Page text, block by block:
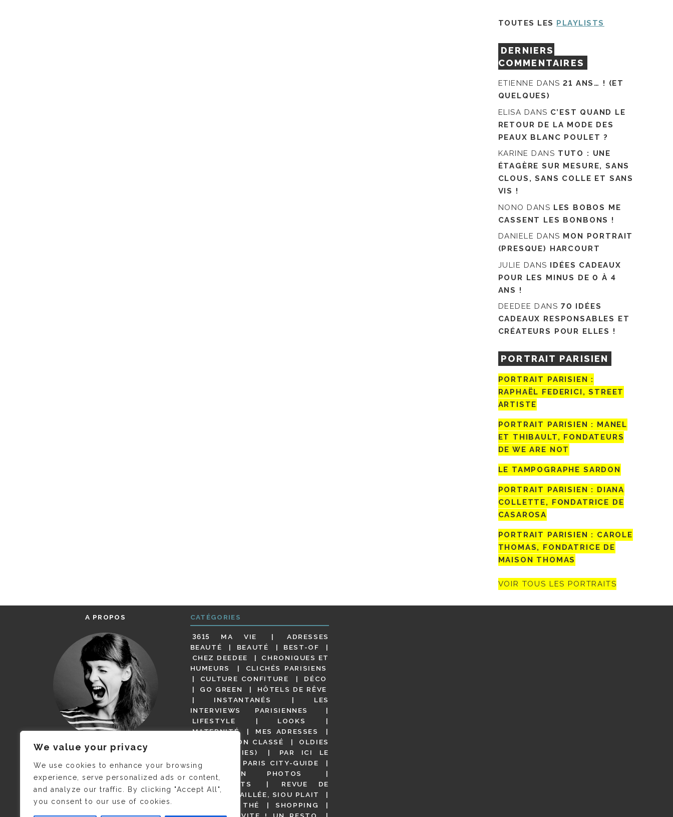
We value your privacy
We use cookies to enhance your browsing
experience, serve personalized ads or content,
and analyze our traffic. By clicking "Accept All",
you consent to our use of cookies.
TOUTES LES PLAYLISTS
DERNIERS
COMMENTAIRES
ETIENNE DANS21 ANS… ! (ET
QUELQUES)
ELISA DANS C’EST QUAND LE
RETOUR DE LA MODE DES
PEAUX BLANC POULET ?
KARINE DANS TUTO : UNE
ÉTAGÈRE SUR MESURE, SANS
CLOUS, SANS COLLE ET SANS
VIS !
NONO DANS LES BOBOS ME
CASSENT LES BONBONS !
DANIELE DANS MON PORTRAIT
(PRESQUE) HARCOURT
JULIE DANS IDÉES CADEAUX
POUR LES MINUS DE 0 À 4
ANS !
DEEDEE DANS 70 IDÉES
CADEAUX RESPONSABLES ET
CRÉATEURS POUR ELLES !
PORTRAIT PARISIEN
PORTRAIT PARISIEN :
RAPHAËL FEDERICI, STREET
ARTISTE
PORTRAIT PARISIEN : MANEL
ET THIBAULT, FONDATEURS
DE WE ARE NOT
LE TAMPOGRAPHE SARDON
PORTRAIT PARISIEN : DIANA
COLLETTE, FONDATRICE DE
CASAROSA
PORTRAIT PARISIEN : CAROLE
THOMAS, FONDATRICE DE
MAISON THOMAS
VOIR TOUS LES PORTRAITS
A PROPOS
JE M’APPELLE DELPHINE MAIS
C’EST ©CAMILLE COLLIN QUI A
PRIS CETTE PHOTO !
CATÉGORIES
3615 MA VIE
ADRESSES
BEAUTÉ
BEAUTÉ
BEST-OF
CHEZ DEEDEE
CHRONIQUES ET
HUMEURS
CLICHÉS PARISIENS
CULTURE CONFITURE
DÉCO
GO GREEN
HÔTELS DE RÊVE
INSTANTANÉS
LES
INTERVIEWS PARISIENNES
LIFESTYLE
LOOKS
MATERNITÉ
MES ADRESSES
NON CLASSÉ
OLDIES
(BUT GOODIES)
PAR ICI LE
MAGOT !
PARIS CITY-GUIDE
PARIS EN PHOTOS
RESTAURANTS
REVUE DE
PRESSE DÉTAILLÉE, SIOU PLAIT
SALONS DE THÉ
SHOPPING
VIDÉOS
VITE ! UN RESTO